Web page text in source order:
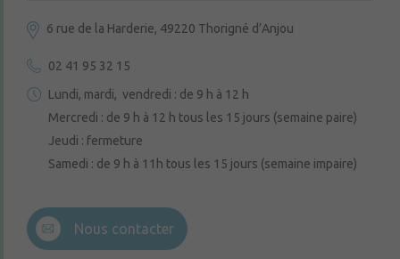
6 rue de la Harderie, 49220 Thorigné d’Anjou
02 41 95 32 15
Lundi, mardi, vendredi : de 9 h à 12 h
Mercredi : de 9 h à 12 h tous les 15 jours (semaine paire)
Jeudi : fermeture
Samedi : de 9 h à 11h tous les 15 jours (semaine impaire)
Nous contacter